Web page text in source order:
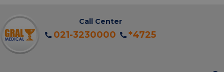
Call Center
021-3230000 *4725